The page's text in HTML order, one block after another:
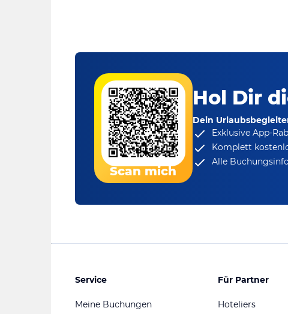
Scan mich
Hol Dir
Dein
Exklusive App-
Komplett
Alle
Service
Meine Buchungen
Für Partner
Hoteliers